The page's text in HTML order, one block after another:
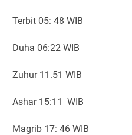
Terbit 05: 48 WIB
Duha 06:22 WIB
Zuhur 11.51 WIB
Ashar 15:11 WIB
Magrib 17: 46 WIB